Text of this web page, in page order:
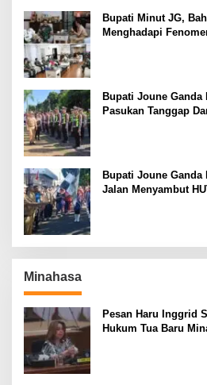
Bupati Minut JG,
Menghadapi
Bupati Joune Ganda
Pasukan Tanggap
Bupati Joune Ganda
Jalan Menyambut
Minahasa
Pesan Haru Inggrid
Hukum Tua Baru